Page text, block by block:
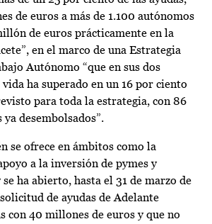
de euros a más de 1.100 autónomos
de euros prácticamente en la
en el marco de una Estrategia
Autónomo “que en sus dos
ha superado en un 16 por ciento
para toda la estrategia, con 86
desembolsados”.
se ofrece en ámbitos como la
a la inversión de pymes y
ha abierto, hasta el 31 de marzo de
de ayudas de Adelante
con 40 millones de euros y que no